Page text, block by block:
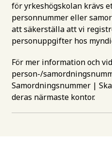
för yrkeshögskolan krävs
personnummer eller
att säkerställa att vi
personuppgifter hos
För mer information och
person-/
Samordningsnummer |
deras närmaste kontor.